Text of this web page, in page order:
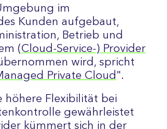
im
Kunden aufgebaut,
Betrieb und
(Cloud-Service-) Provider
wird, spricht
Private Cloud ".
höhere Flexibilität bei
gewährleistet
kümmert sich in der